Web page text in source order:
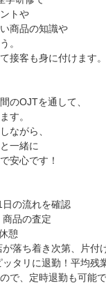
トや
商品の知識や
。
接客も身に付けます。
のOJTを通して、
す。
ながら、
一緒に
安心です！
の流れを確認
品の査定
憩
落ち着き次第、片付
タリに退勤！平均残
で、定時退勤も可能で